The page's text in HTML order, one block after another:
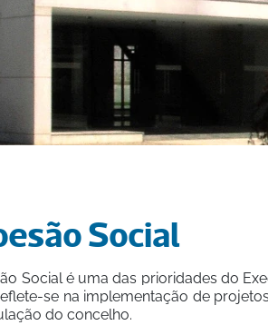
Social
Social é uma das prioridades do
se na implementação de
do concelho.